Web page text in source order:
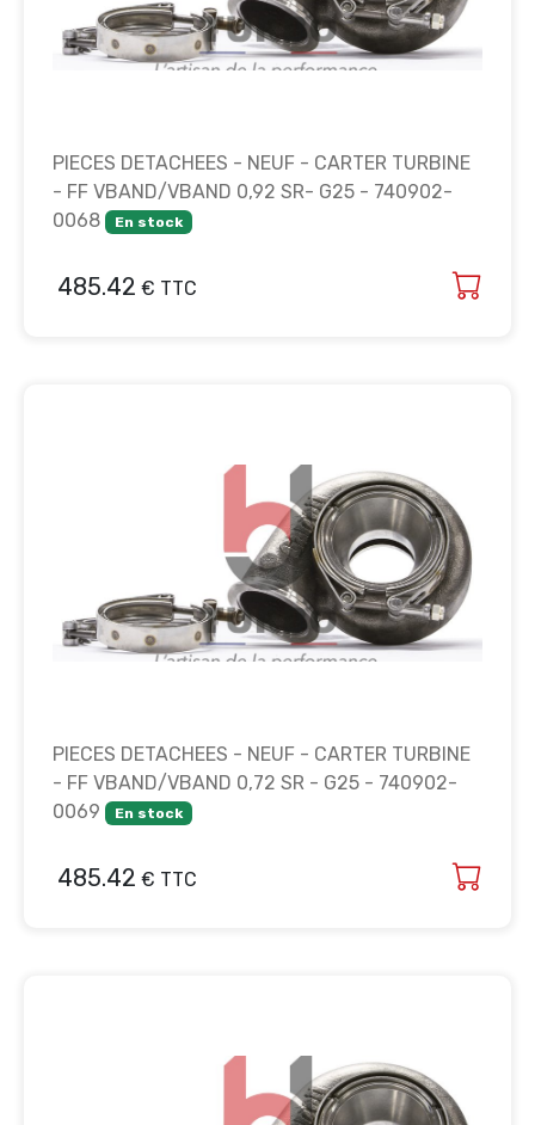
PIECES DETACHEES - NEUF - CARTER TURBINE
- FF VBAND/VBAND 0,92 SR- G25 - 740902-
0068
En stock
485.42 € TTC
PIECES DETACHEES - NEUF - CARTER TURBINE
- FF VBAND/VBAND 0,72 SR - G25 - 740902-
0069
En stock
485.42 € TTC